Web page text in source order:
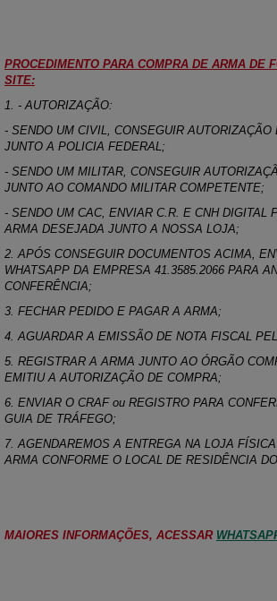
PROCEDIMENTO PARA COMPRA DE ARMA DE
SITE:
1. - AUTORIZAÇÃO:
- SENDO UM CIVIL, CONSEGUIR AUTORIZAÇÃO
JUNTO A POLICIA FEDERAL;
- SENDO UM MILITAR, CONSEGUIR
JUNTO AO COMANDO MILITAR COMPETENTE;
- SENDO UM CAC, ENVIAR C.R. E CNH DIGITAL
ARMA DESEJADA JUNTO A NOSSA LOJA;
2. APÓS CONSEGUIR DOCUMENTOS ACIMA,
WHATSAPP DA EMPRESA 41.3585.2066 PARA
CONFERÊNCIA;
3. FECHAR PEDIDO E PAGAR A ARMA;
4. AGUARDAR A EMISSÃO DE NOTA FISCAL
5. REGISTRAR A ARMA JUNTO AO ÓRGÃO
EMITIU A AUTORIZAÇÃO DE COMPRA;
6. ENVIAR O CRAF ou REGISTRO PARA
GUIA DE TRÁFEGO;
7. AGENDAREMOS A ENTREGA NA LOJA
ARMA CONFORME O LOCAL DE RESIDÊNCIA
MAIORES INFORMAÇÕES, ACESSAR